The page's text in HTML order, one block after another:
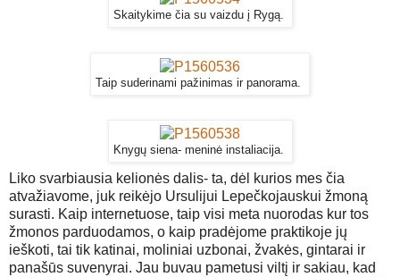
Skaitykime čia su vaizdu į Rygą.
Taip suderinami pažinimas ir panorama.
Knygų siena- meninė instaliacija.
Liko svarbiausia kelionės dalis- ta, dėl kurios mes čia
atvažiavome, juk reikėjo Ursulijui Lepečkojauskui žmoną
surasti. Kaip internetuose, taip visi meta nuorodas kur tos
žmonos parduodamos, o kaip pradėjome praktikoje jų
ieškoti, tai tik katinai, moliniai uzbonai, žvakės, gintarai ir
panašūs suvenyrai. Jau buvau pametusi viltį ir sakiau, kad